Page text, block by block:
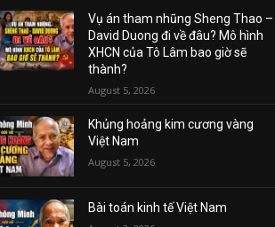
Vụ án tham nhũng Sheng Thao –
David Duong đi về đâu? Mô hình
XHCN của Tô Lâm bao giờ sẽ
thành?
August 5, 2026
Khủng hoảng kim cương vàng
Việt Nam
August 5, 2026
Bài toán kinh tế Việt Nam